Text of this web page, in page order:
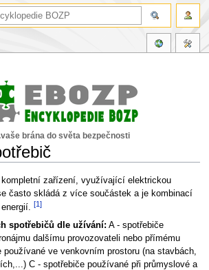
brána do světa bezpečnosti
zařízení, využívající elektrickou
často skládá z více součástek a je kombinací
[1]
spotřebičů dle užívání: A - spotřebiče
dalšímu provozovateli nebo přímému
ve venkovním prostoru (na stavbách,
C - spotřebiče používané při průmyslové a